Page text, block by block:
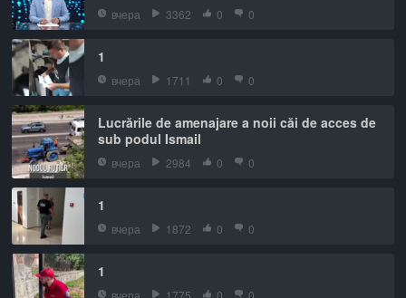
вчера 3362 0 0
1
вчера 1711 0 0
Lucrările de amenajare a noii căi de acces de
sub podul Ismail
вчера 2984 0 0
1
вчера 1872 0 0
1
вчера 1775 0 0